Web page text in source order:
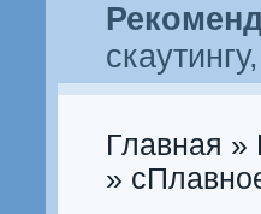
скаутингу,
Главная »
»